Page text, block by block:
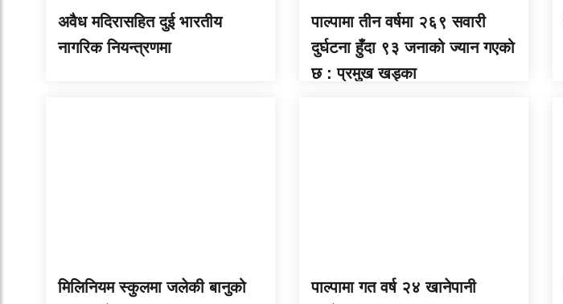
अवैध मदिरासहित दुई भारतीय
नागरिक नियन्त्रणमा
पाल्पामा तीन वर्षमा २६९ सवारी
दुर्घटना हुँदा ९३ जनाको ज्यान गएको
छ : प्रमुख खड्का
मिलिनियम स्कुलमा जलेकी बानुको
पाल्पामा गत वर्ष २४ खानेपानी